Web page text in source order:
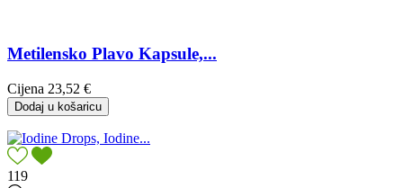
Metilensko Plavo Kapsule,...
Cijena 23,52 €
Dodaj u košaricu
119